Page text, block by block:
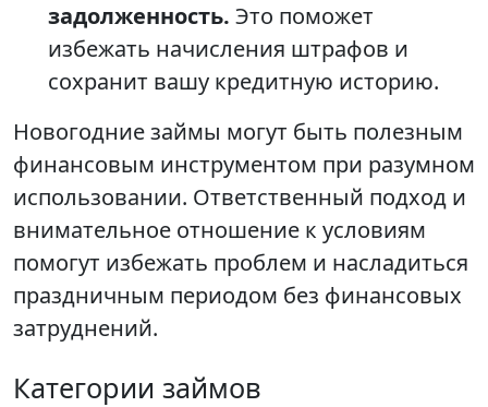
задолженность. Это поможет
избежать начисления штрафов и
сохранит вашу кредитную историю.
Новогодние займы могут быть полезным
финансовым инструментом при разумном
использовании. Ответственный подход и
внимательное отношение к условиям
помогут избежать проблем и насладиться
праздничным периодом без финансовых
затруднений.
Категории займов